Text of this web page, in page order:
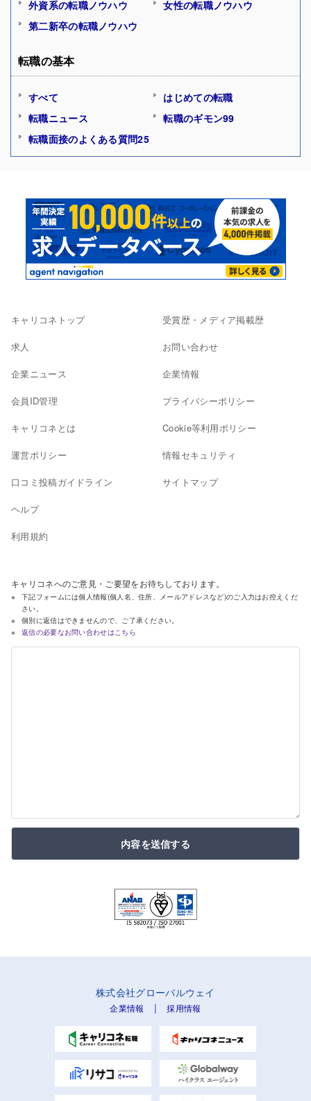
外資系の転職ノウハウ
女性の転職ノウハウ
第二新卒の転職ノウハウ
転職の基本
すべて
はじめての転職
転職ニュース
転職のギモン99
転職面接のよくある質問25
キャリコネトップ
求人
企業ニュース
会員ID管理
キャリコネとは
運営ポリシー
口コミ投稿ガイドライン
ヘルプ
利用規約
受賞歴・メディア掲載歴
お問い合わせ
企業情報
プライバシーポリシー
Cookie等利用ポリシー
情報セキュリティ
サイトマップ
キャリコネへのご意見・ご要望をお待ちしております。
下記フォームには個人情報(個人名、住所、メールアドレスなど)のご入力はお控えくだ
さい。
個別に返信はできませんので、ご了承ください。
返信の必要なお問い合わせはこちら
内容を送信する
株式会社グローバルウェイ
企業情報 |採用情報